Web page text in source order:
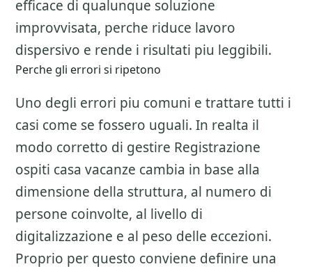
efficace di qualunque soluzione
improvvisata, perche riduce lavoro
dispersivo e rende i risultati piu leggibili.
Perche gli errori si ripetono
Uno degli errori piu comuni e trattare tutti i
casi come se fossero uguali. In realta il
modo corretto di gestire Registrazione
ospiti casa vacanze cambia in base alla
dimensione della struttura, al numero di
persone coinvolte, al livello di
digitalizzazione e al peso delle eccezioni.
Proprio per questo conviene definire una